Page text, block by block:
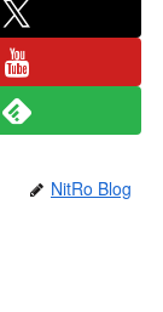
NitRo Blog